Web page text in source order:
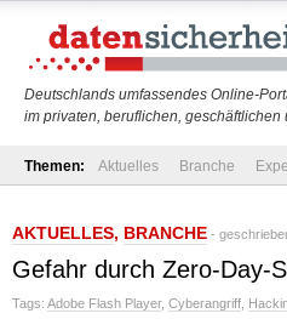
Deutschlands umfassendes Online-
im privaten, beruflichen,
Themen: Aktuelles Branche
AKTUELLES, BRANCHE -
Gefahr durch Zero-Day-
Tags: Adobe Flash Player, Cyberangriff